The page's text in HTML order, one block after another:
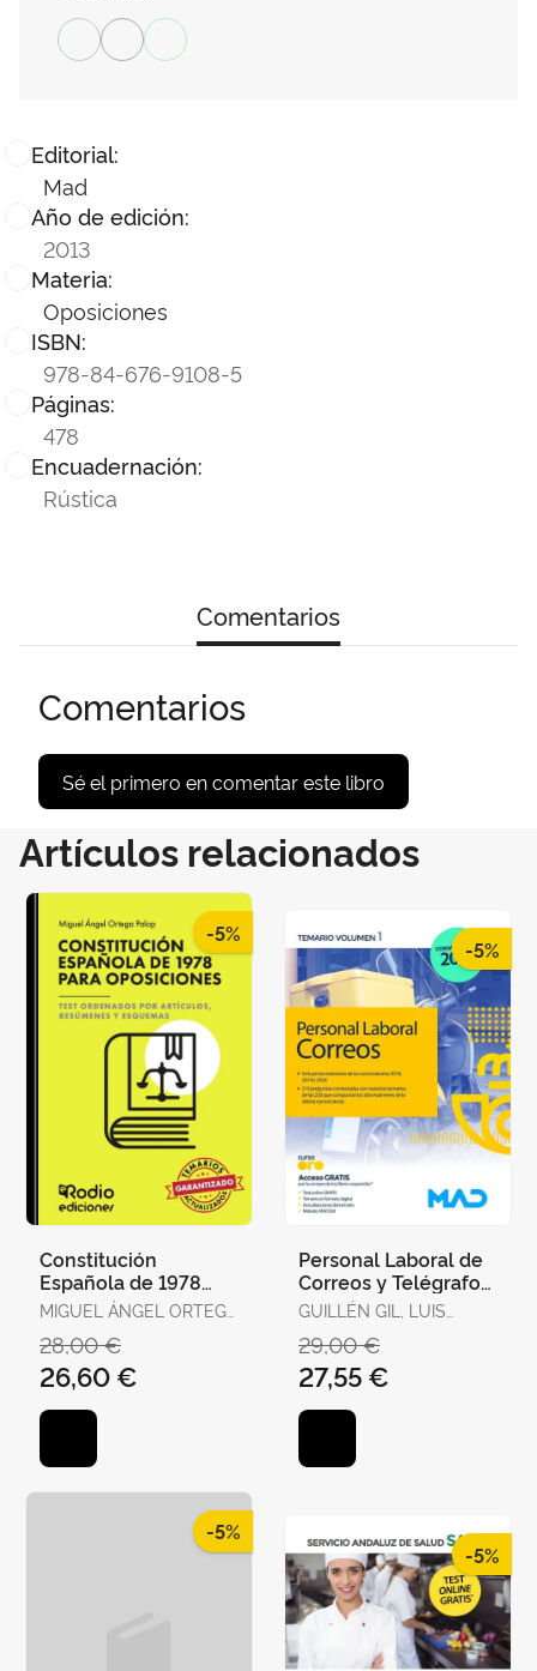
Editorial:
Mad
Año de edición:
2013
Materia:
Oposiciones
ISBN:
978-84-676-9108-5
Páginas:
478
Encuadernación:
Rústica
Comentarios
Comentarios
Sé el primero en comentar este libro
Artículos relacionados
-5%
Constitución
Española de 1978
para Oposiciones.
Artículos, Re
MIGUEL ÁNGEL ORTEGA
28,00 €
26,60 €
-5%
Personal Laboral de
Correos y Telégrafos.
Temario Volumen 1
GUILLÉN GIL, LUIS
DE CATALUNYA /
GUILLEN DIAZ,
LOURDES ALEJANDRA
29,00 €
27,55 €
-5%
-5%